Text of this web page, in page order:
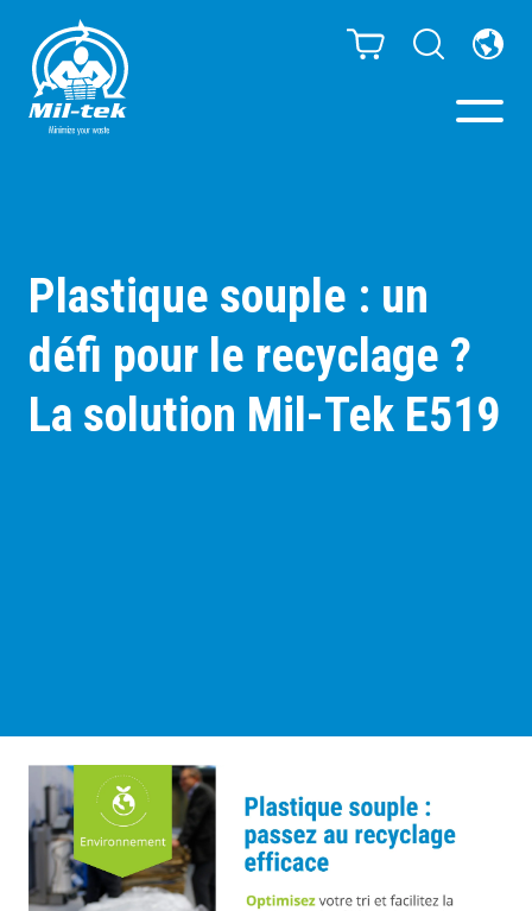
Webshop
Poubelles de tri
Contact
Plastique souple : un
défi pour le recyclage ?
La solution Mil-Tek E519